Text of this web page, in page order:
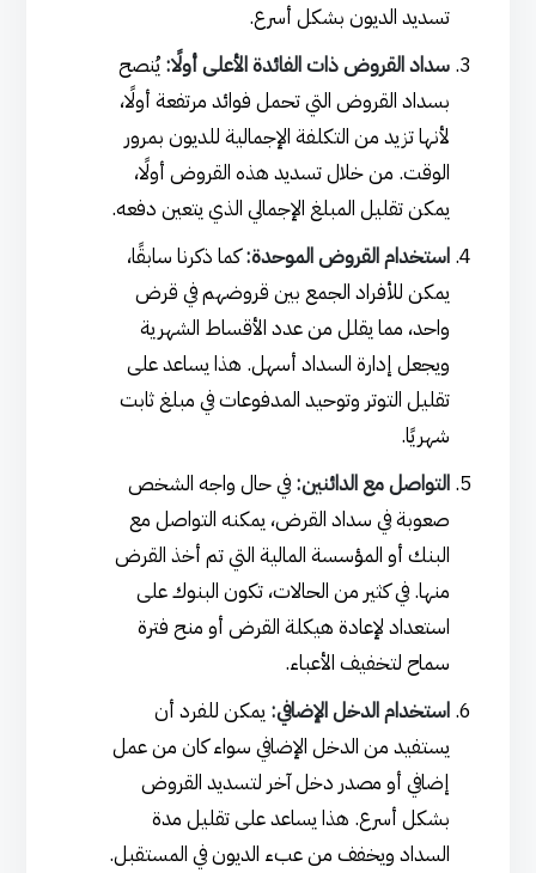
تسديد الديون بشكل أسرع.
سداد القروض ذات الفائدة الأعلى أولًا: يُنصح
بسداد القروض التي تحمل فوائد مرتفعة أولًا،
لأنها تزيد من التكلفة الإجمالية للديون بمرور
الوقت. من خلال تسديد هذه القروض أولًا،
يمكن تقليل المبلغ الإجمالي الذي يتعين دفعه.
استخدام القروض الموحدة:كما ذكرنا سابقًا،
يمكن للأفراد الجمع بين قروضهم في قرض
واحد، مما يقلل من عدد الأقساط الشهرية
ويجعل إدارة السداد أسهل. هذا يساعد على
تقليل التوتر وتوحيد المدفوعات في مبلغ ثابت
شهريًا.
التواصل مع الدائنين: في حال واجه الشخص
صعوبة في سداد القرض، يمكنه التواصل مع
البنك أو المؤسسة المالية التي تم أخذ القرض
منها. في كثير من الحالات، تكون البنوك على
استعداد لإعادة هيكلة القرض أو منح فترة
سماح لتخفيف الأعباء.
استخدام الدخل الإضافي: يمكن للفرد أن
يستفيد من الدخل الإضافي سواء كان من عمل
إضافي أو مصدر دخل آخر لتسديد القروض
بشكل أسرع. هذا يساعد على تقليل مدة
السداد ويخفف من عبء الديون في المستقبل.